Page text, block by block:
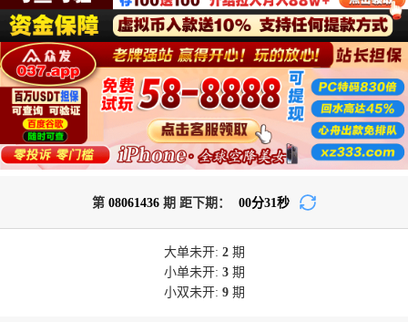
第 08061436 期 距下期： 00分30秒
大单未开: 2期
小单未开: 3期
小双未开: 9期